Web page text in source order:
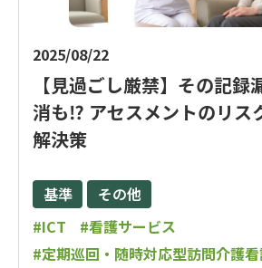
2025/08/22
【見過ごし厳禁】その記録
消も⁉ アセスメントのリス
解決策
基準
その他
#ICT
#看護サービス
#定期巡回・随時対応型訪問介護